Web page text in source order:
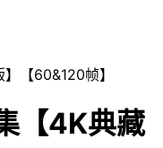
【60&120帧】
【4K典藏